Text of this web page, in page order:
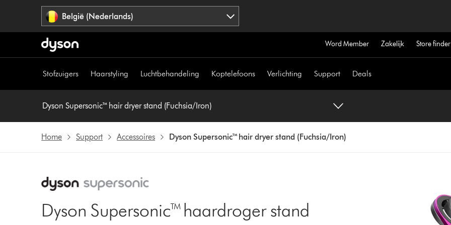
België (Nederlands)
Word Member Zakelijk Store finder
Stofzuigers Haarstyling Luchtbehandeling Koptelefoons Verlichting Support Deals
Dyson Supersonic™ hair dryer stand (Fuchsia/Iron)
Home Support Accessoires Dyson Supersonic™ hair dryer stand (Fuchsia/Iron)
Dyson Supersonic™ haardroger stand